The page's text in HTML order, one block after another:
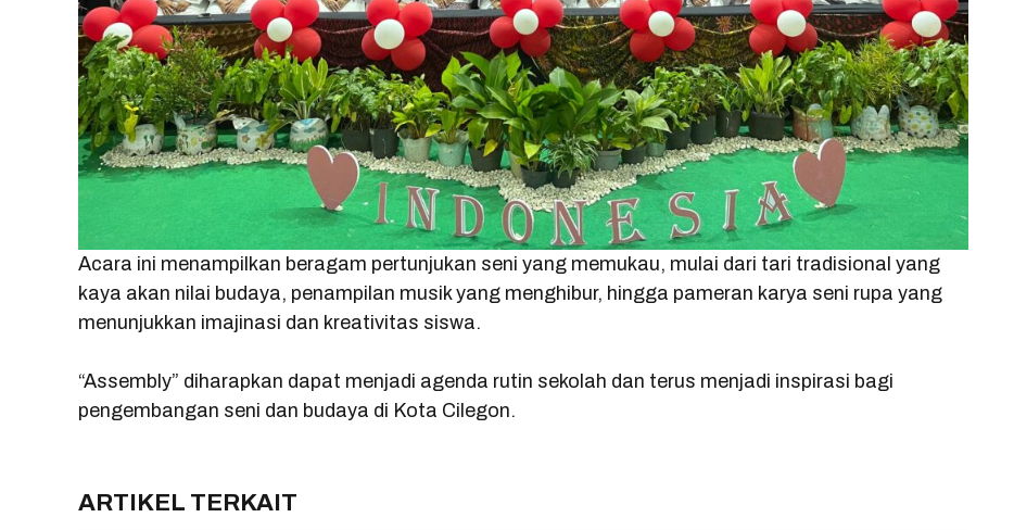
Acara ini menampilkan beragam pertunjukan seni yang memukau, mulai dari tari tradisional yang
kaya akan nilai budaya, penampilan musik yang menghibur, hingga pameran karya seni rupa yang
menunjukkan imajinasi dan kreativitas siswa.
“Assembly” diharapkan dapat menjadi agenda rutin sekolah dan terus menjadi inspirasi bagi
pengembangan seni dan budaya di Kota Cilegon.
ARTIKEL TERKAIT